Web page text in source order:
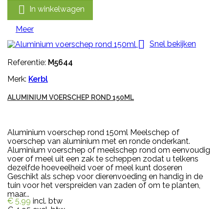
 In winkelwagen
Meer
 Snel bekijken
Referentie: M5644
Merk: Kerbl
ALUMINIUM VOERSCHEP ROND 150ML
Aluminium voerschep rond 150ml Meelschep of
voerschep van aluminium met en ronde onderkant.
Aluminium voerschep of meelschep rond om eenvoudig
voer of meel uit een zak te scheppen zodat u telkens
dezelfde hoeveelheid voer of meel kunt doseren
Geschikt als schep voor dierenvoeding en handig in de
tuin voor het verspreiden van zaden of om te planten,
maar...
€ 5,99 incl. btw